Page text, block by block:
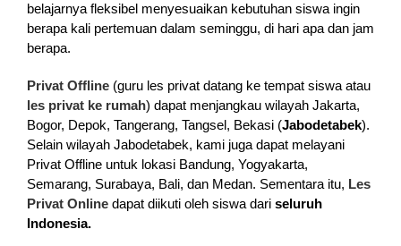
belajarnya fleksibel menyesuaikan kebutuhan siswa ingin
berapa kali pertemuan dalam seminggu, di hari apa dan jam
berapa.
Privat Offline(guru les privat datang ke tempat siswa atau
les privat ke rumah) dapat menjangkau wilayah Jakarta,
Bogor, Depok, Tangerang, Tangsel, Bekasi (Jabodetabek).
Selain wilayah Jabodetabek, kami juga dapat melayani
Privat Offline untuk lokasi Bandung, Yogyakarta,
Semarang, Surabaya, Bali, dan Medan. Sementara itu, Les
Privat Onlinedapat diikuti oleh siswa dari seluruh
Indonesia.